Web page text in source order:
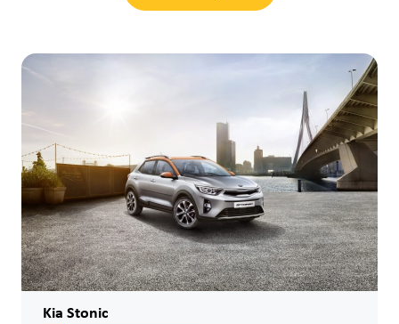
Kia Stonic